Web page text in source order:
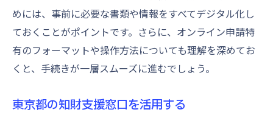
めには、事前に必要な書類や情報をすべてデジタル化し
ておくことがポイントです。さらに、オンライン申請特
有のフォーマットや操作方法についても理解を深めてお
くと、手続きが一層スムーズに進むでしょう。
東京都の知財支援窓口を活用する